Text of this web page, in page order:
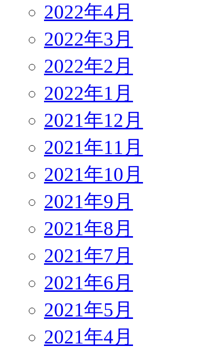
2022年4月
2022年3月
2022年2月
2022年1月
2021年12月
2021年11月
2021年10月
2021年9月
2021年8月
2021年7月
2021年6月
2021年5月
2021年4月